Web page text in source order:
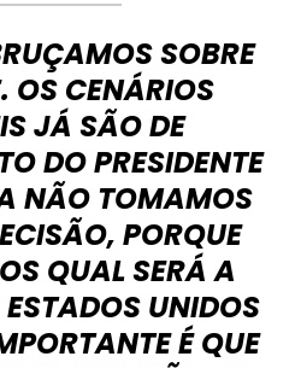
SOBRE
OS CENÁRIOS
JÁ SÃO DE
DO PRESIDENTE
NÃO TOMAMOS
PORQUE
QUAL SERÁ A
UNIDOS
É QUE